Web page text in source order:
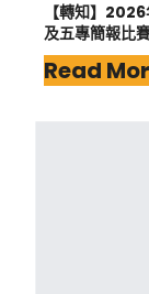
【轉知】
及五專簡報比
Read